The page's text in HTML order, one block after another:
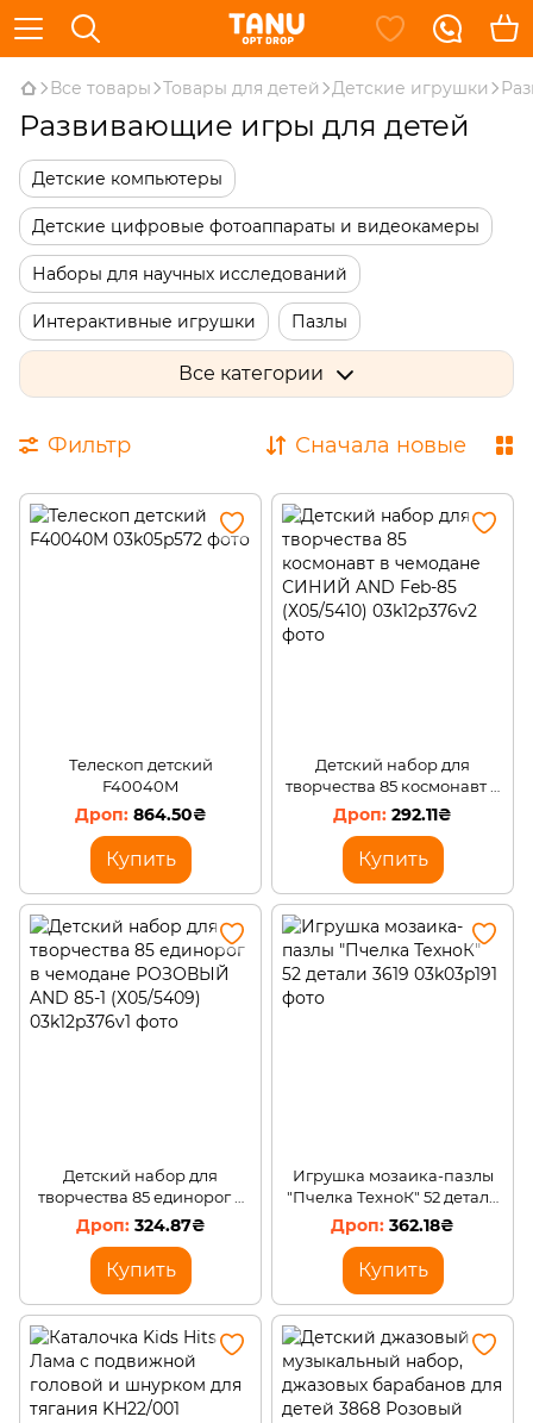
Все товары Товары для детей Детские игрушки
Развивающие игры для детей
Детские компьютеры
Детские цифровые фотоаппараты и видеокамеры
Наборы для научных исследований
Интерактивные игрушки Пазлы
Детские музыкальные инструменты
Все категории
Фильтр Сначала новые
Телескоп детский
F40040M
864.50₴
Купить
Детский набор для
творчества 85 космонавт в
чемодане СИНИЙ AND
Feb-85 (Х05/5410)
292.11₴
Купить
Детский набор для
творчества 85 единорог в
чемодане РОЗОВЫЙ AND
85-1 (Х05/5409)
324.87₴
Купить
Игрушка мозаика-пазлы
"Пчелка ТехноК" 52 детали
3619
362.18₴
Купить